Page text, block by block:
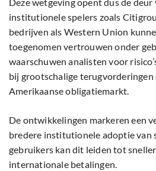
institutionele spelers zoals
bedrijven als Western Union
toegenomen vertrouwen onder
waarschuwen analisten voor
bij grootschalige terugvorderingen
Amerikaanse obligatiemarkt.
De ontwikkelingen markeren een
bredere institutionele adoptie van
gebruikers kan dit leiden tot
internationale betalingen.